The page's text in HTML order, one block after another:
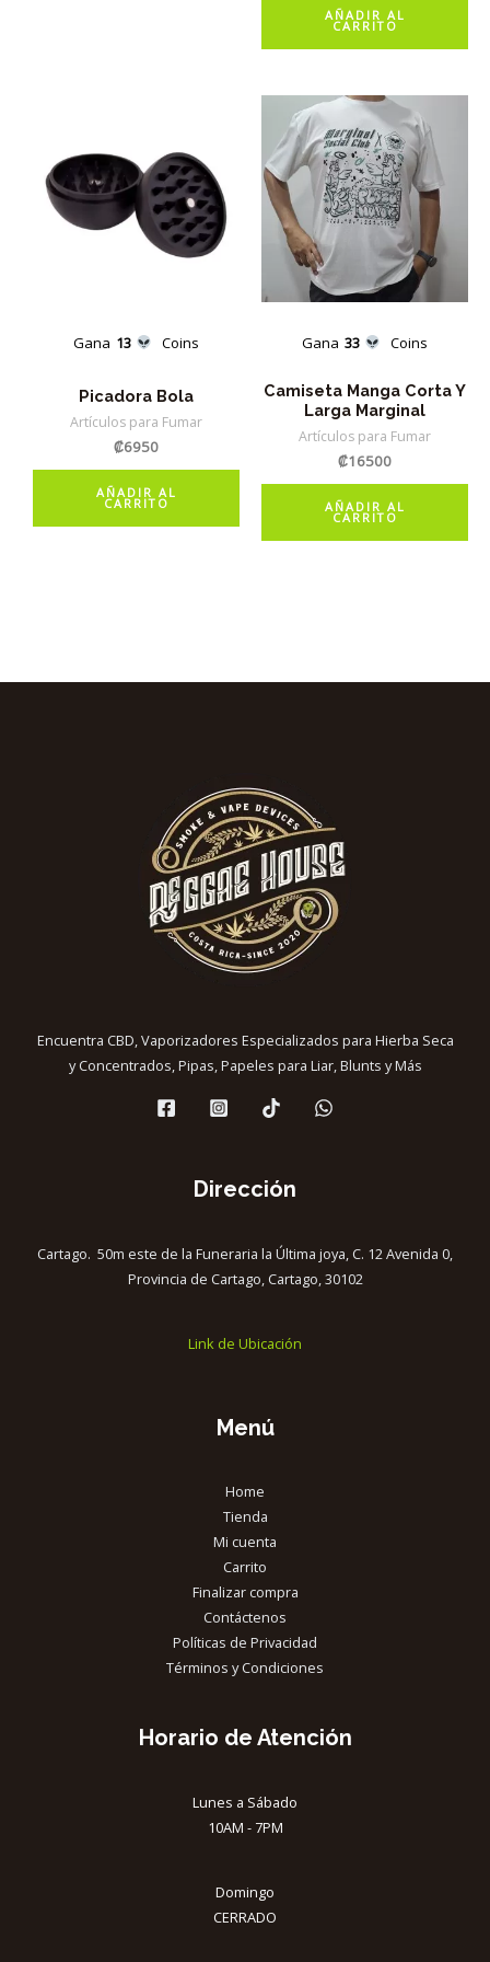
original
era:
AÑADIR AL
CARRITO
Gana 13 Coins
Picadora Bola
Artículos para Fumar
₡6950
AÑADIR AL
CARRITO
Gana 33 Coins
Camiseta Manga Corta Y
Larga Marginal
Artículos para Fumar
₡16500
AÑADIR AL
CARRITO
Encuentra CBD, Vaporizadores Especializados para Hierba Seca
y Concentrados, Pipas, Papeles para Liar, Blunts y Más
Dirección
Cartago. 50m este de la Funeraria la Última joya, C. 12 Avenida 0,
Provincia de Cartago, Cartago, 30102
Link de Ubicación
Menú
Home
Tienda
Mi cuenta
Carrito
Finalizar compra
Contáctenos
Políticas de Privacidad
Términos y Condiciones
Horario de Atención
Lunes a Sábado
10AM - 7PM
Domingo
CERRADO